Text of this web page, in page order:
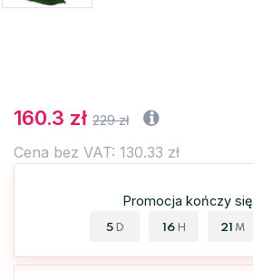
160.3 zł 229 zł
Cena bez VAT: 130.33 zł
Promocja kończy się:
5 D 16 H 21 M